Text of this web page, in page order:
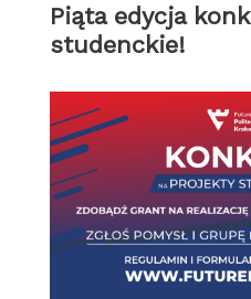
Piąta edycja
studenckie!